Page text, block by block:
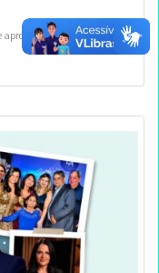
para o Projeto de